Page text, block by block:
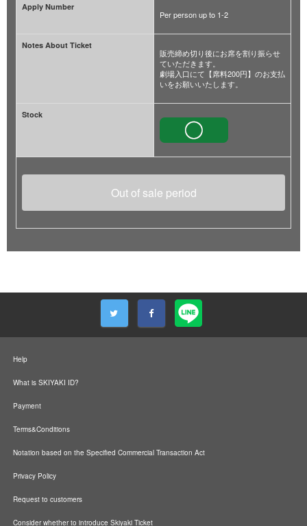
Apply Number
Per person up to 1-2
Notes About Ticket
販売締め切り後にお席を割り振らせ
ていただきます。
劇場入口にて【席料200円】のお支払
いをお願いいたします。
Stock
Out of sale period
Help
What is SKIYAKI ID?
Payment
Terms&Conditions
Notation based on the Specified Commercial Transaction Act
Privacy Policy
Request to customers
Consider whether to introduce Skiyaki Ticket